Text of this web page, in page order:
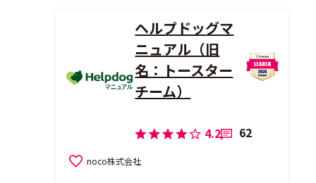
ヘルプドッグマ
ニュアル（旧
名：トースター
チーム）
4.2 62
noco株式会社